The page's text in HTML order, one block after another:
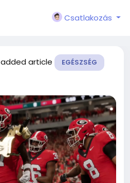
Csatlakozás
added article EGÉSZSÉG